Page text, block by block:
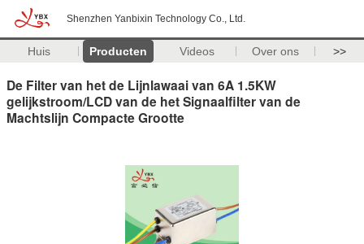
Shenzhen Yanbixin Technology Co., Ltd.
Huis Producten Videos Over ons >>
De Filter van het de Lijnlawaai van 6A 1.5KW
gelijkstroom/LCD van de het Signaalfilter van de
Machtslijn Compacte Grootte